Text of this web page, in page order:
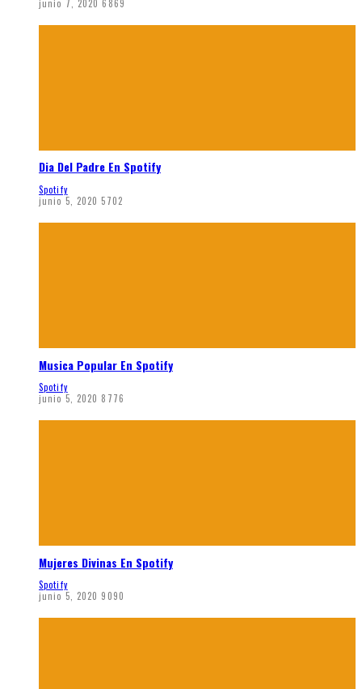
junio 7, 2020 6869
Dia Del Padre En Spotify
Spotify
junio 5, 2020 5702
Musica Popular En Spotify
Spotify
junio 5, 2020 8776
Mujeres Divinas En Spotify
Spotify
junio 5, 2020 9090